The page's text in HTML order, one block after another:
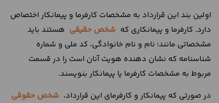
اولین بند این قرارداد به مشخصات کارفرما و پیمانکار اختصاص
دارد. کارفرما و پیمانکاری که شخص حقیقی هستند باید
مشخصاتی مانند؛ نام و نام خانوادگی، کد ملی و شماره
شناسنامه که نشان ‌دهنده‌‍ هویت آنان است را در قسمت
مربوط به مشخصات کارفرما یا پیمانکار بنویسند.
در صورتی که پیمانکار و کارفرمای این قرارداد، شخص حقوقی